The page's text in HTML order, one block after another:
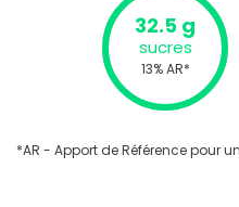
32.5 g
sucres
13% AR*
*AR - Apport de Référence pour